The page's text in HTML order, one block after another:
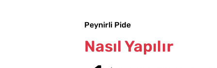
Peynirli Pide
Nasıl Yapılır